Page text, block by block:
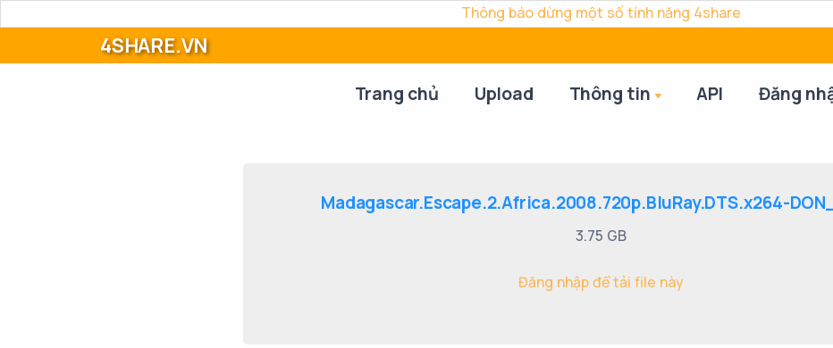
Thông báo dừng một số tính năng 4share
4SHARE.VN
Trang chủ Upload Thông tin API Đăng
Madagascar.Escape.2.Africa.2008.720p.BluRay.DTS.x264-
3.75 GB
Đăng nhập để tải file này